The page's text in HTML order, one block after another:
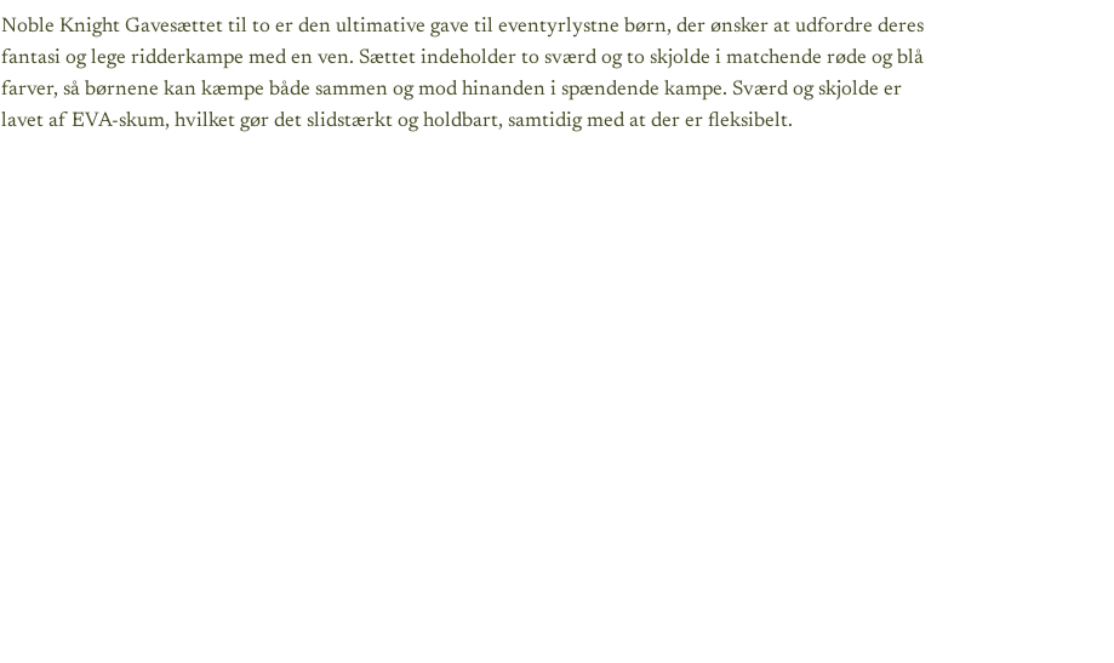
Noble Knight Gavesættet til to er den ultimative gave til eventyrlystne børn, der ønsker at udfordre deres
fantasi og lege ridderkampe med en ven. Sættet indeholder to sværd og to skjolde i matchende røde og blå
farver, så børnene kan kæmpe både sammen og mod hinanden i spændende kampe. Sværd og skjolde er
lavet af EVA-skum, hvilket gør det slidstærkt og holdbart, samtidig med at der er fleksibelt.